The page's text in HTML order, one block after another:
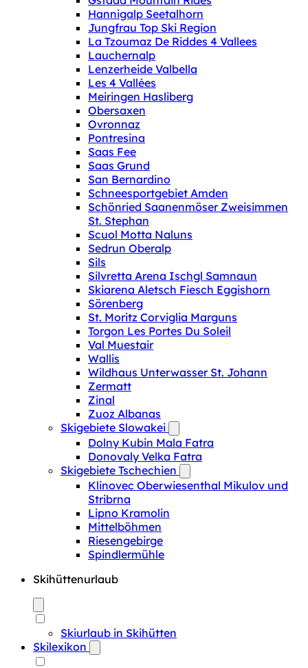
Hannigalp Seetalhorn
Jungfrau Top Ski Region
La Tzoumaz De Riddes 4 Vallees
Lauchernalp
Lenzerheide Valbella
Les 4 Vallées
Meiringen Hasliberg
Obersaxen
Ovronnaz
Pontresina
Saas Fee
Saas Grund
San Bernardino
Schneesportgebiet Amden
Schönried Saanenmöser Zweisimmen
St. Stephan
Scuol Motta Naluns
Sedrun Oberalp
Sils
Silvretta Arena Ischgl Samnaun
Skiarena Aletsch Fiesch Eggishorn
Sörenberg
St. Moritz Corviglia Marguns
Torgon Les Portes Du Soleil
Val Muestair
Wallis
Wildhaus Unterwasser St. Johann
Zermatt
Zinal
Zuoz Albanas
Skigebiete Slowakei
Dolny Kubin Mala Fatra
Donovaly Velka Fatra
Skigebiete Tschechien
Klinovec Oberwiesenthal Mikulov und
Stribrna
Lipno Kramolin
Mittelböhmen
Riesengebirge
Spindlermühle
Skihüttenurlaub
Skiurlaub in Skihütten
Skilexikon